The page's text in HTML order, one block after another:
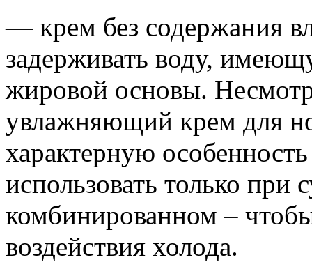
— крем без содержания
задерживать воду,
жировой основы.
увлажняющий крем для
характерную
использовать только при
комбинированном –
воздействия холода.